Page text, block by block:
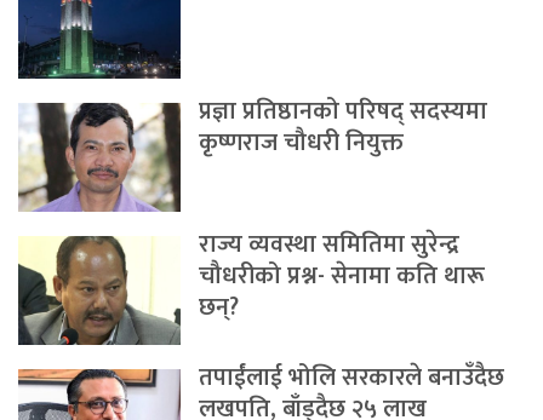
प्रज्ञा प्रतिष्ठानको परिषद् सदस्यमा
कृष्णराज चौधरी नियुक्त
राज्य व्यवस्था समितिमा सुरेन्द्र
चौधरीको प्रश्न- सेनामा कति थारू
छन्?
तपाईंलाई भोलि सरकारले बनाउँदैछ
लखपति, बाँड्दैछ २५ लाख